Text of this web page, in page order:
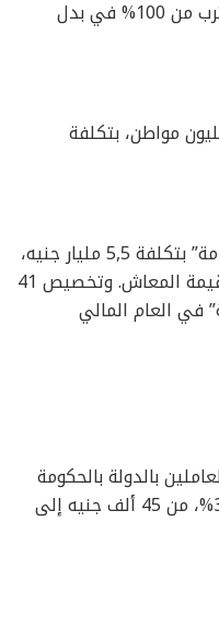
المخاطر للمهن الطبية، وزيادة تقترب من 100% في بدل
زيادة في المعاشات لـ 13 مليون مواطن، بتكلفة
– 15% زيادة لمعاشات “تكافل وكرامة” بتكلفة 5,5 مليار جنيه،
لتصبح الزيادة خلال سنة 55% من قيمة المعاش. وتخصيص 41
في العام المالي
بالدولة بالحكومة
والقطاعين العام والخاص بنسبة 33%، من 45 ألف جنيه إلى